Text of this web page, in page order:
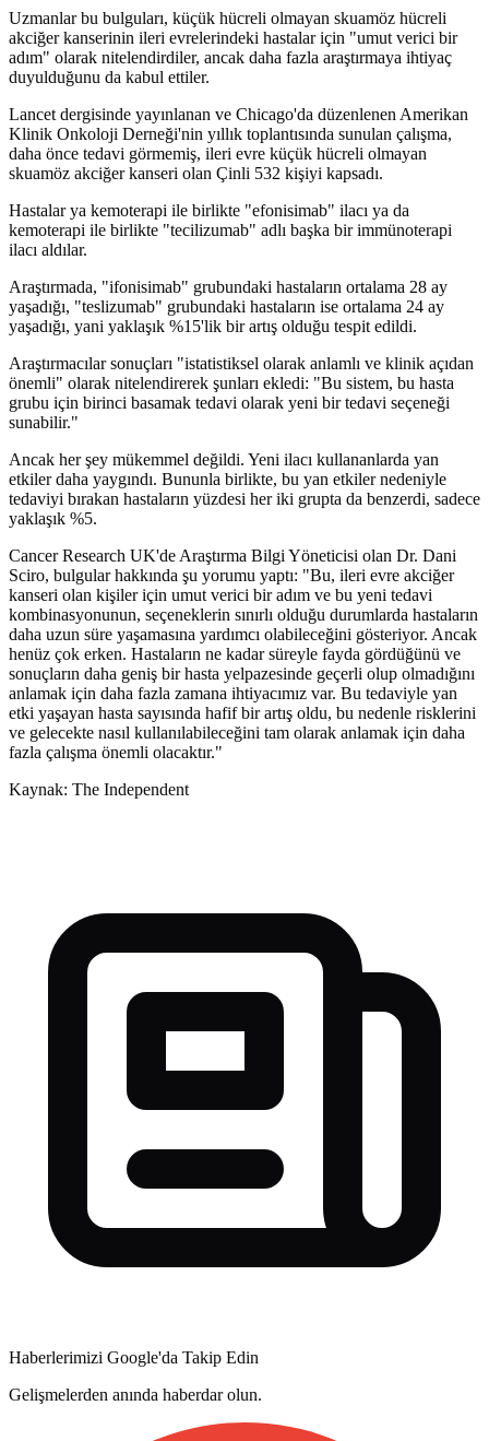
Uzmanlar bu bulguları, küçük hücreli olmayan skuamöz hücreli
akciğer kanserinin ileri evrelerindeki hastalar için "umut verici bir
adım" olarak nitelendirdiler, ancak daha fazla araştırmaya ihtiyaç
duyulduğunu da kabul ettiler.
Lancet dergisinde yayınlanan ve Chicago'da düzenlenen Amerikan
Klinik Onkoloji Derneği'nin yıllık toplantısında sunulan çalışma,
daha önce tedavi görmemiş, ileri evre küçük hücreli olmayan
skuamöz akciğer kanseri olan Çinli 532 kişiyi kapsadı.
Hastalar ya kemoterapi ile birlikte "efonisimab" ilacı ya da
kemoterapi ile birlikte "tecilizumab" adlı başka bir immünoterapi
ilacı aldılar.
Araştırmada, "ifonisimab" grubundaki hastaların ortalama 28 ay
yaşadığı, "teslizumab" grubundaki hastaların ise ortalama 24 ay
yaşadığı, yani yaklaşık %15'lik bir artış olduğu tespit edildi.
Araştırmacılar sonuçları "istatistiksel olarak anlamlı ve klinik açıdan
önemli" olarak nitelendirerek şunları ekledi: "Bu sistem, bu hasta
grubu için birinci basamak tedavi olarak yeni bir tedavi seçeneği
sunabilir."
Ancak her şey mükemmel değildi. Yeni ilacı kullananlarda yan
etkiler daha yaygındı. Bununla birlikte, bu yan etkiler nedeniyle
tedaviyi bırakan hastaların yüzdesi her iki grupta da benzerdi, sadece
yaklaşık %5.
Cancer Research UK'de Araştırma Bilgi Yöneticisi olan Dr. Dani
Sciro, bulgular hakkında şu yorumu yaptı: "Bu, ileri evre akciğer
kanseri olan kişiler için umut verici bir adım ve bu yeni tedavi
kombinasyonunun, seçeneklerin sınırlı olduğu durumlarda hastaların
daha uzun süre yaşamasına yardımcı olabileceğini gösteriyor. Ancak
henüz çok erken. Hastaların ne kadar süreyle fayda gördüğünü ve
sonuçların daha geniş bir hasta yelpazesinde geçerli olup olmadığını
anlamak için daha fazla zamana ihtiyacımız var. Bu tedaviyle yan
etki yaşayan hasta sayısında hafif bir artış oldu, bu nedenle risklerini
ve gelecekte nasıl kullanılabileceğini tam olarak anlamak için daha
fazla çalışma önemli olacaktır."
Kaynak: The Independent
Haberlerimizi Google'da Takip Edin
Gelişmelerden anında haberdar olun.